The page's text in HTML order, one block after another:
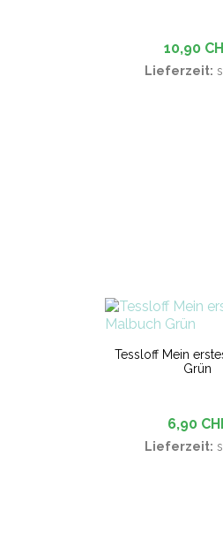
10,90
Lieferzeit:
Tessloff Mein
Grün
6,90
Lieferzeit: